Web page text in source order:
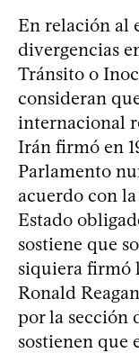
En relación al
divergencias
Tránsito o
consideran
internacional
Irán firmó en
Parlamento
acuerdo con
Estado
sostiene que
siquiera firmó
Ronald
por la sección
sostienen que